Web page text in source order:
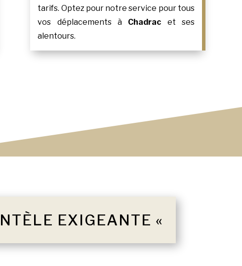
tarifs. Optez pour notre service pour tous
vos déplacements à Chadrac et ses
alentours.
EXIGEANTE «